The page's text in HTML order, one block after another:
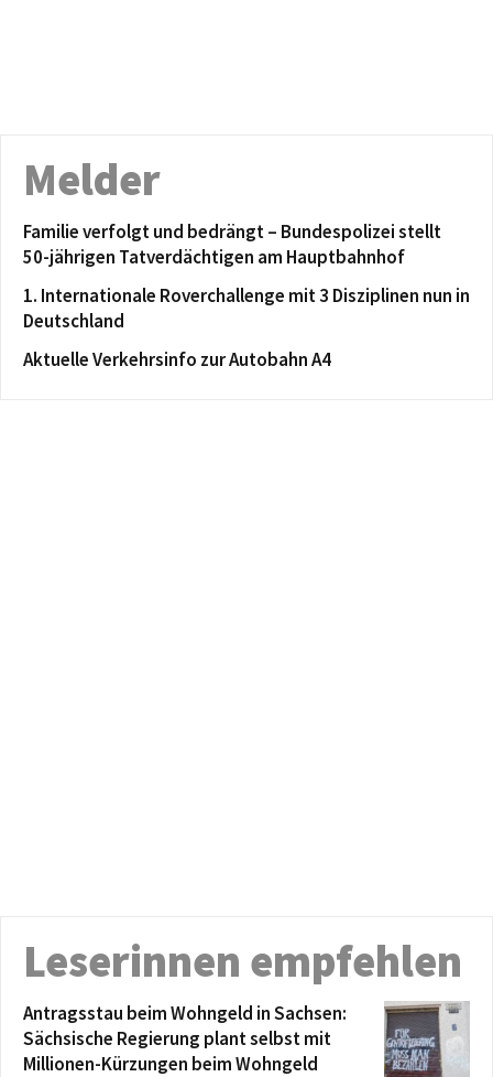
Melder
Familie verfolgt und bedrängt – Bundespolizei stellt
50-jährigen Tatverdächtigen am Hauptbahnhof
1. Internationale Roverchallenge mit 3 Disziplinen nun in
Deutschland
Aktuelle Verkehrsinfo zur Autobahn A4
Leserinnen empfehlen
Antragsstau beim Wohngeld in Sachsen:
Sächsische Regierung plant selbst mit
Millionen-Kürzungen beim Wohngeld